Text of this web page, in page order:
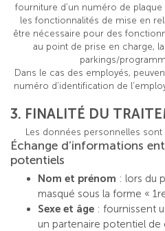
fourniture d’un numéro de
les fonctionnalités de mise en
être nécessaire pour des
au point de prise en charge,
parkings/
Dans le cas des employés,
numéro d’identification de
3. FINALITÉ DU
Les données personnelles sont
Échange d’informations
potentiels
Nom et prénom : lors du
masqué sous la forme «
Sexe et âge : fournissent
un partenaire potentiel de